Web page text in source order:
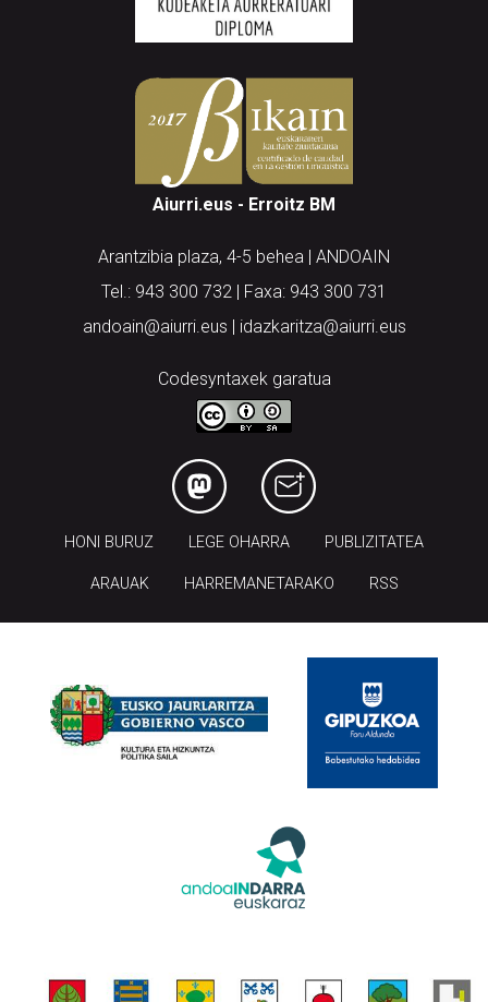
Aiurri.eus - Erroitz BM
Arantzibia plaza, 4-5 behea | ANDOAIN
Tel.: 943 300 732 | Faxa: 943 300 731
andoain@aiurri.eus | idazkaritza@aiurri.eus
Codesyntaxek garatua
HONI BURUZ LEGE OHARRA PUBLIZITATEA
ARAUAK HARREMANETARAKO RSS